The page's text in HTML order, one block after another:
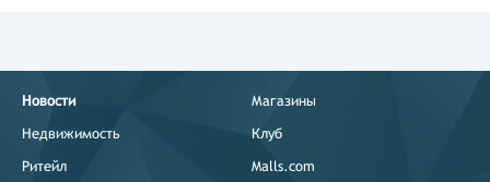
Новости
Недвижимость
Ритейл
Магазины
Клуб
Malls.com